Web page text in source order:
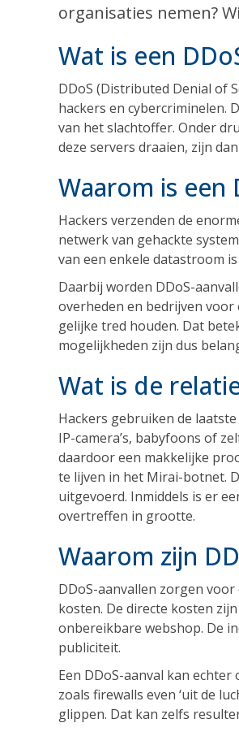
organisaties nemen?
Wat is een
DDoS (Distributed Denial of
hackers en cybercriminelen.
van het slachtoffer. Onder
deze servers draaien, zijn
Waarom is een
Hackers verzenden de
netwerk van gehackte
van een enkele datastroom
Daarbij worden DDoS-
overheden en bedrijven
gelijke tred houden. Dat
mogelijkheden zijn dus
Wat is de
Hackers gebruiken de
IP-camera’s, babyfoons of
daardoor een makkelijke
te lijven in het Mirai-botnet.
uitgevoerd. Inmiddels is er
overtreffen in grootte.
Waarom zijn
DDoS-aanvallen zorgen
kosten. De directe kosten
onbereikbare webshop. De
publiciteit.
Een DDoS-aanval kan
zoals firewalls even ‘uit de
glippen. Dat kan zelfs